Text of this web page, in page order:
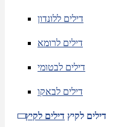
דילים ללונדון
דילים לרומא
דילים לבטומי
דילים לבאקו
דילים לקיץ דילים לקיץ